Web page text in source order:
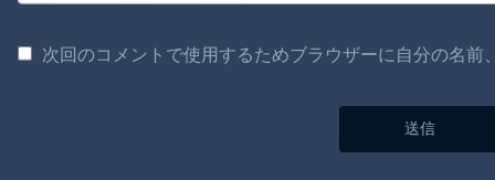
次回のコメントで使用するためブラウザーに自分の名